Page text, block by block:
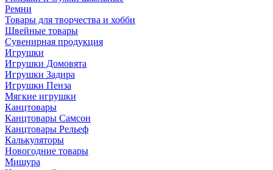
Ремни
Товары для творчества и хобби
Швейные товары
Сувенирная продукция
Игрушки
Игрушки Домовята
Игрушки Задира
Игрушки Пенза
Мягкие игрушки
Канцтовары
Канцтовары Самсон
Канцтовары Рельеф
Калькуляторы
Новогодние товары
Мишура